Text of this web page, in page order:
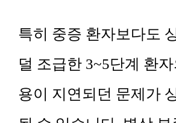
특히 중증 환자보다도
덜 조급한 3~5단계 환
용이 지연되던 문제가